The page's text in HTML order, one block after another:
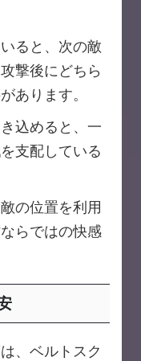
ると、次の敵
撃後にどちら
あります。
込めると、一
支配している
の位置を利用
らではの快感
、ベルトスク